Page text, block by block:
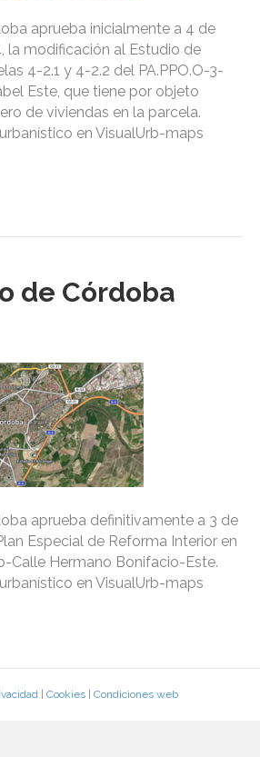
aprueba inicialmente a 4 de
la modificación al Estudio de
4-2.1 y 4-2.2 del PA.PPO.O-3-
Este, que tiene por objeto
de viviendas en la parcela.
en VisualUrb-maps
de Córdoba
aprueba definitivamente a 3 de
Especial de Reforma Interior en
Calle Hermano Bonifacio-Este.
en VisualUrb-maps
| Cookies| Condiciones web